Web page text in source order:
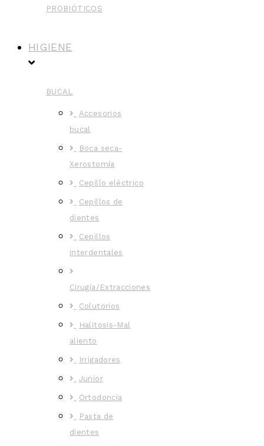
PROBIÓTICOS
HIGIENE
BUCAL
Accesorios
bucal
Boca seca-
Xerostomía
Cepillo eléctrico
Cepillos de
dientes
Cepillos
interdentales
Cirugía/Extracciones
Colutorios
Halitosis-Mal
aliento
Irrigadores
Junior
Ortodoncia
Pasta de
dientes